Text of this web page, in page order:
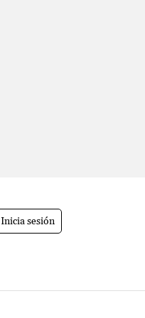
Inicia sesión